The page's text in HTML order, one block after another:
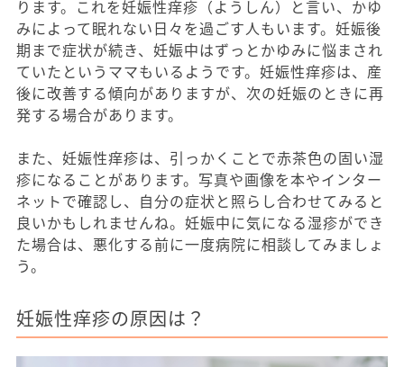
ります。これを妊娠性痒疹（ようしん）と言い、かゆ
みによって眠れない日々を過ごす人もいます。妊娠後
期まで症状が続き、妊娠中はずっとかゆみに悩まされ
ていたというママもいるようです。妊娠性痒疹は、産
後に改善する傾向がありますが、次の妊娠のときに再
発する場合があります。
また、妊娠性痒疹は、引っかくことで赤茶色の固い湿
疹になることがあります。写真や画像を本やインター
ネットで確認し、自分の症状と照らし合わせてみると
良いかもしれませんね。妊娠中に気になる湿疹ができ
た場合は、悪化する前に一度病院に相談してみましょ
う。
妊娠性痒疹の原因は？